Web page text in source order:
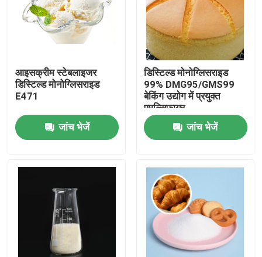
वीआर शो
हमारे बारे में
कारखाना भ्रमण
गुणवत्ता नियंत्रण
एक उद्धरण का अनुरोध करें
आइसक्रीम स्टेबलाइजर
डिस्टिल्ड मोनोग्लिसराइड
E471
जांच भेजें
डिस्टिल्ड मोनोग्लिसराइड
99% DMG95/GMS99
बेकिंग उद्योग में प्रयुक्त
एमुल्सिफायर
जांच भेजें